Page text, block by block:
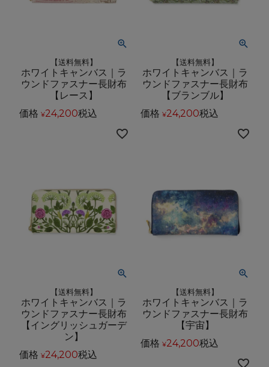
【送料無料】
ホワイトキャンバス｜ラ
ウンドファスナー長財布
【レース】
価格 ¥24,200税込
【送料無料】
ホワイトキャンバス｜ラ
ウンドファスナー長財布
【ブランブル】
価格 ¥24,200税込
【送料無料】
ホワイトキャンバス｜ラ
ウンドファスナー長財布
【イングリッシュガーデ
ン】
価格 ¥24,200税込
【送料無料】
ホワイトキャンバス｜ラ
ウンドファスナー長財布
【宇宙】
価格 ¥24,200税込